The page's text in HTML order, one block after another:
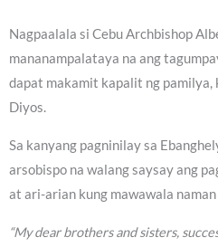
Nagpaalala si Cebu Archbishop
mananampalataya na ang
dapat makamit kapalit ng pamilya,
Diyos.
Sa kanyang pagninilay sa
arsobispo na walang saysay ang
at ari-arian kung mawawala
“My dear brothers and sisters,